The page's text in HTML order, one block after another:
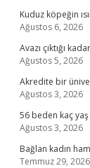
Kuduz köpeğin
Ağustos 6, 2026
Avazı çıktığı
Ağustos 5, 2026
Akredite bir
Ağustos 3, 2026
56 beden kaç yaş
Ağustos 3, 2026
Bağlan kadın
Temmuz 29, 2026